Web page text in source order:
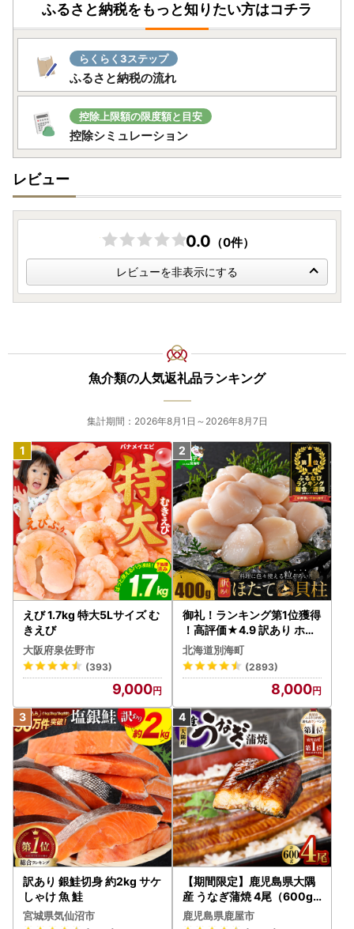
ふるさと納税をもっと知りたい方はコチラ
らくらく3ステップ
ふるさと納税の流れ
控除上限額の限度額と目安
控除シミュレーション
レビュー
0.0 （0件）
レビューを非表示にする
魚介類の人気返礼品ランキング
集計期間：2026年8月1日～2026年8月7日
えび 1.7kg 特大5Lサイズ む
きえび
大阪府泉佐野市
(393)
9,000
御礼！ランキング第1位獲得
！高評価★4.9 訳あり ホタ
テ 400g（ほたて 帆立 貝柱
冷凍 ）
北海道別海町
(2893)
8,000
訳あり 銀鮭切身 約2kg サケ
しゃけ 魚 鮭
宮城県気仙沼市
【期間限定】鹿児島県大隅
産 うなぎ蒲焼 4尾（600g
） KN007-004-04-cp18
うなぎ 鰻 魚 惣菜 総菜
鹿児島県鹿屋市